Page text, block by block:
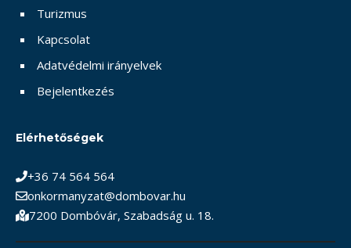
Turizmus
Kapcsolat
Adatvédelmi irányelvek
Bejelentkezés
Elérhetőségek
+36 74 564 564
onkormanyzat@dombovar.hu
7200 Dombóvár, Szabadság u. 18.